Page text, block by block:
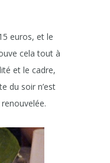
euros, et le
cela tout à
et le cadre,
du soir n’est